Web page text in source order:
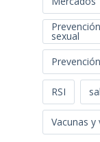
sexual
RSI
Vacunas y